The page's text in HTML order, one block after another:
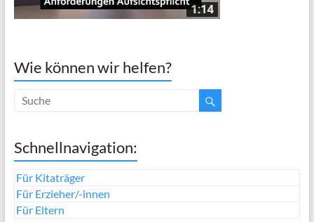
Wie können wir helfen?
Schnellnavigation:
Für Kitaträger
Für Erzieher/-innen
Für Eltern